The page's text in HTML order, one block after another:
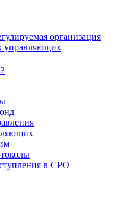
организация
управляющих
в СРО